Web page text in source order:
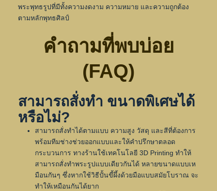
พระพุทธรูปที่มีทั้งความงดงาม ความหมาย และความถูกต้อง
ตามหลักพุทธศิลป์
คำถามที่พบบ่อย
(FAQ)
สามารถสั่งทำ ขนาดพิเศษได้
หรือไม่?
สามารถสั่งทำได้ตามแบบ ความสูง วัสดุ และสีที่ต้องการ
พร้อมทีมช่างช่วยออกแบบและให้คำปรึกษาตลอด
กระบวนการ ทางร้านใช้เทคโนโลยี 3D Printing ทำให้
สามารถสั่งทำพระรูปแบบเดียวกันได้ หลายขนาดแบบเห
มือนกันๆ ซึ่งหากใช้วิธีปั้นขี้ผึ้งด้วยมือแบบสมัยโบราณ จะ
ทำให้เหมือนกันได้ยาก